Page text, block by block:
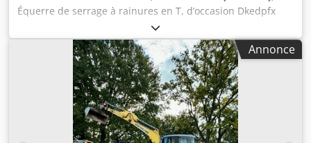
Équerre de serrage à rainures en T, d’occasion Dkedpfx
Aegwxmxoiior Caractéristiques techniques : Dimensions :
Hauteur : 1120 mm Largeur : 320 mm Largeur de la rainure
: 20 mm Comprend : - 7 rainures en T horizontales
D’occasion, en bon état.
Annonce